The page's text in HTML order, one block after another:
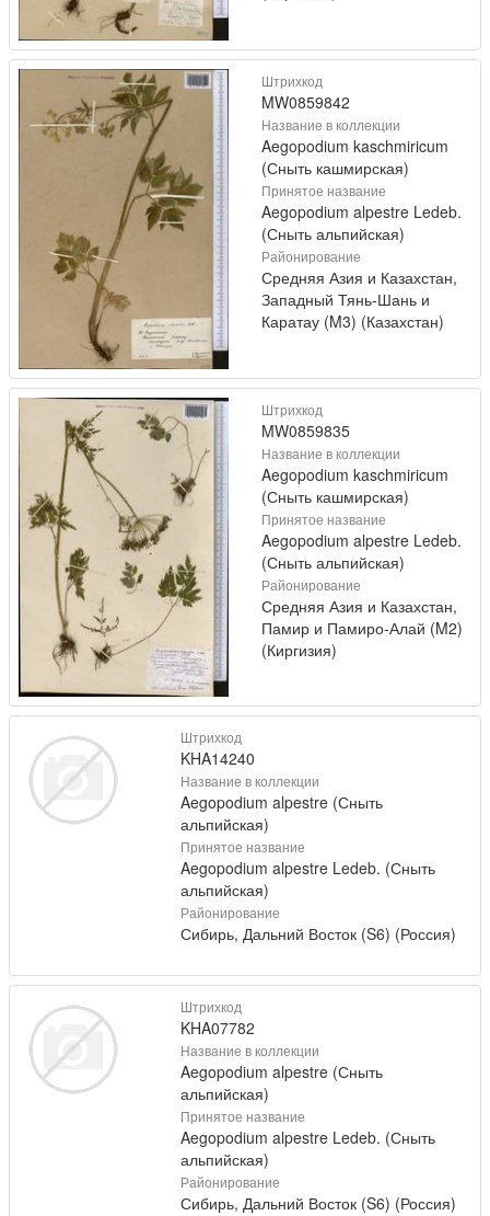
Штрихкод
MW0859842
Название в коллекции
Aegopodium kaschmiricum
(Сныть кашмирская)
Принятое название
Aegopodium alpestre Ledeb.
(Сныть альпийская)
Районирование
Средняя Азия и Казахстан,
Западный Тянь-Шань и
Каратау (M3) (Казахстан)
Штрихкод
MW0859835
Название в коллекции
Aegopodium kaschmiricum
(Сныть кашмирская)
Принятое название
Aegopodium alpestre Ledeb.
(Сныть альпийская)
Районирование
Средняя Азия и Казахстан,
Памир и Памиро-Алай (M2)
(Киргизия)
Штрихкод
KHA14240
Название в коллекции
Aegopodium alpestre (Сныть
альпийская)
Принятое название
Aegopodium alpestre Ledeb. (Сныть
альпийская)
Районирование
Сибирь, Дальний Восток (S6) (Россия)
Штрихкод
KHA07782
Название в коллекции
Aegopodium alpestre (Сныть
альпийская)
Принятое название
Aegopodium alpestre Ledeb. (Сныть
альпийская)
Районирование
Сибирь, Дальний Восток (S6) (Россия)